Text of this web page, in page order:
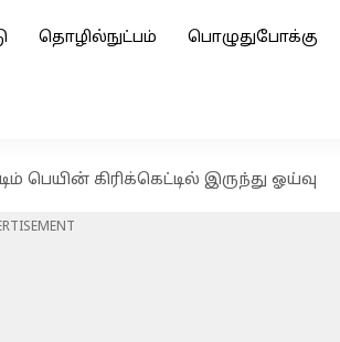
தொழில்நுட்பம் பொழுதுபோக்கு
கிரிக்கெட்டில் இருந்து ஓய்வு